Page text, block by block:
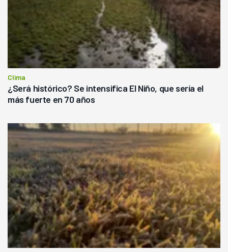
Clima
¿Será histórico? Se intensifica El Niño, que sería el
más fuerte en 70 años